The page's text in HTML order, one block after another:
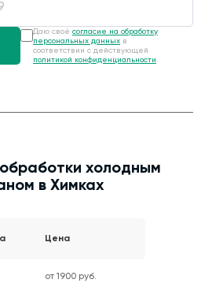
Даю своё согласие на обработку
персональных данных в
соответствии с действующей
политикой конфиденциальности .
холодным
в Химках
Цена
от 1900 руб.